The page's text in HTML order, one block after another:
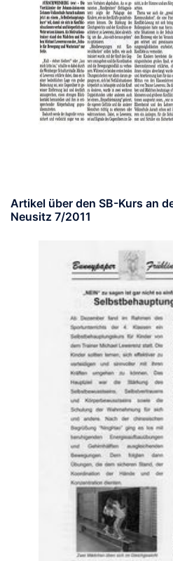
Artikel über den SB-Kurs an
Neusitz 7/2011